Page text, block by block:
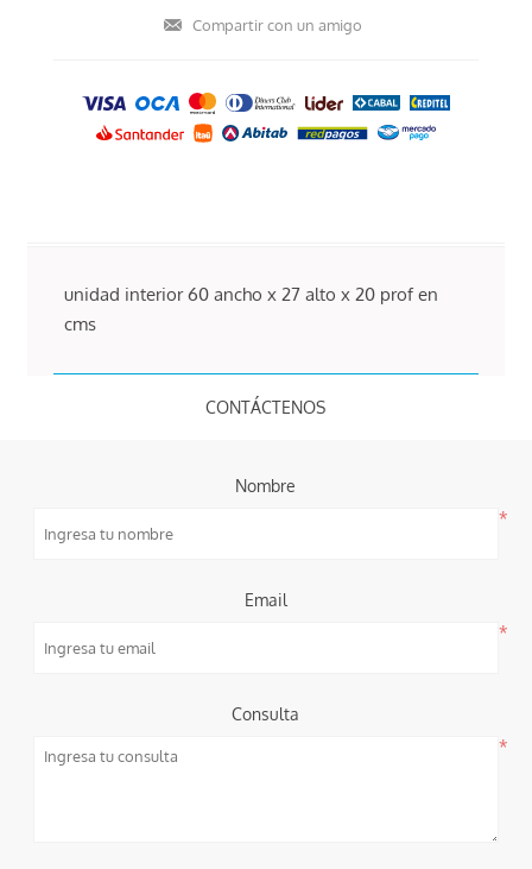
unidad interior 60 ancho x 27 alto x 20 prof en
cms
CONTÁCTENOS
Nombre
*
Email
*
Consulta
*